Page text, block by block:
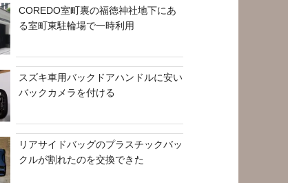
COREDO室町裏の福徳神社地下にあ
る室町東駐輪場で一時利用
スズキ車用バックドアハンドルに安い
バックカメラを付ける
リアサイドバッグのプラスチックバッ
クルが割れたのを交換できた